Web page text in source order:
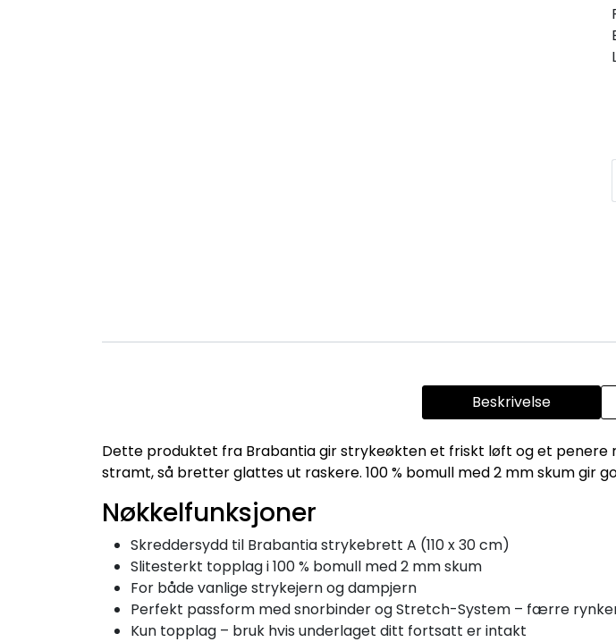
Beskrivelse
Dette produktet fra Brabantia gir strykeøkten et friskt løft og et
stramt, så bretter glattes ut raskere. 100 % bomull med 2 mm skum gir
Nøkkelfunksjoner
Skreddersydd til Brabantia strykebrett A (110 x 30 cm)
Slitesterkt topplag i 100 % bomull med 2 mm skum
For både vanlige strykejern og dampjern
Perfekt passform med snorbinder og Stretch-System – færre
Kun topplag – bruk hvis underlaget ditt fortsatt er intakt